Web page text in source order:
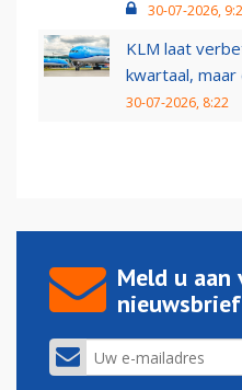
30-07-2026,
KLM laat
kwartaal,
30-07-2026, 8:22
Meld u aan
nieuwsbrief